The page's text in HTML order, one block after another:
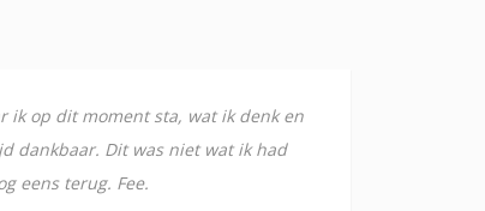
ik op dit moment sta, wat ik denk en
dankbaar. Dit was niet wat ik had
eens terug. Fee.